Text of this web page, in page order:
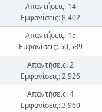
Απαντήσεις: 14
Εμφανίσεις: 8,402
Απαντήσεις: 15
Εμφανίσεις: 50,589
Απαντήσεις: 2
Εμφανίσεις: 2,926
Απαντήσεις: 4
Εμφανίσεις: 3,960